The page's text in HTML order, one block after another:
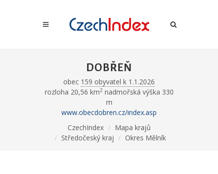
DOBŘEŇ
obec 159 obyvatel k 1.1.2026
rozloha 20,56 km2nadmořská výška 330
m
www.obecdobren.cz/index.asp
CzechIndex
Mapa krajů
Středočeský kraj
Okres Mělník